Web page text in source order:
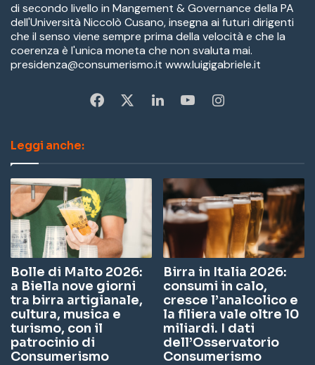
di secondo livello in Mangement & Governance della PA
dell'Università Niccolò Cusano, insegna ai futuri dirigenti
che il senso viene sempre prima della velocità e che la
coerenza è l'unica moneta che non svaluta mai.
presidenza@consumerismo.it www.luigigabriele.it
ok
In
be
ra
m
Leggi anche:
Bolle di Malto 2026:
a Biella nove giorni
tra birra artigianale,
cultura, musica e
turismo, con il
patrocinio di
Consumerismo
Birra in Italia 2026:
consumi in calo,
cresce l’analcolico e
la filiera vale oltre 10
miliardi. I dati
dell’Osservatorio
Consumerismo